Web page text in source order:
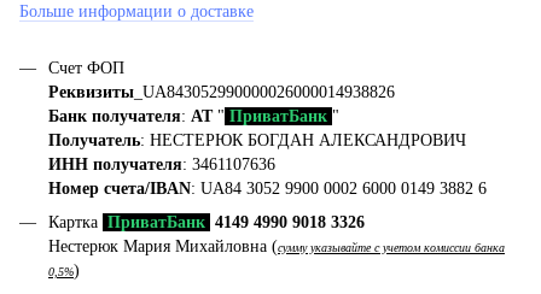
Больше информации о доставке
Счет ФОП
Реквизиты _UA843052990000026000014938826
Банк получателя: АТ" ПриватБанк "
Получатель: НЕСТЕРЮК БОГДАН АЛЕКСАНДРОВИЧ
ИНН получателя: 3461107636
Номер счета/IBAN: UA84 3052 9900 0002 6000 0149 3882 6
Картка ПриватБанк 4149 4990 9018 3326
Нестерюк Мария Михайловна (сумму указывайте с учетом комиссии банка
0,5%)